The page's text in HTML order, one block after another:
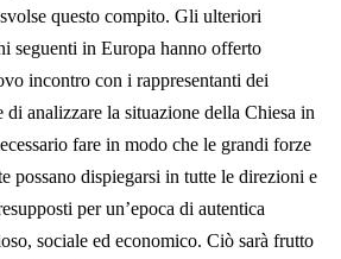
questo compito. Gli ulteriori
seguenti in Europa hanno offerto
incontro con i rappresentanti dei
analizzare la situazione della Chiesa in
fare in modo che le grandi forze
possano dispiegarsi in tutte le direzioni e
per un’epoca di autentica
sociale ed economico. Ciò sarà frutto